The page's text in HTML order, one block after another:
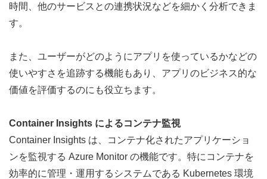
時間、他のサービスとの連携状況などを細かく分析できま
す。
また、ユーザーがどのようにアプリを使っているかなどの
使いやすさを追跡する機能もあり、アプリのビジネス的な
価値を評価するのにも役立ちます。
Container Insights によるコンテナ監視
Container Insights は、コンテナ化されたアプリケーショ
ンを監視する Azure Monitor の機能です。特にコンテナを
効率的に管理・運用するシステムである Kubernetes 環境